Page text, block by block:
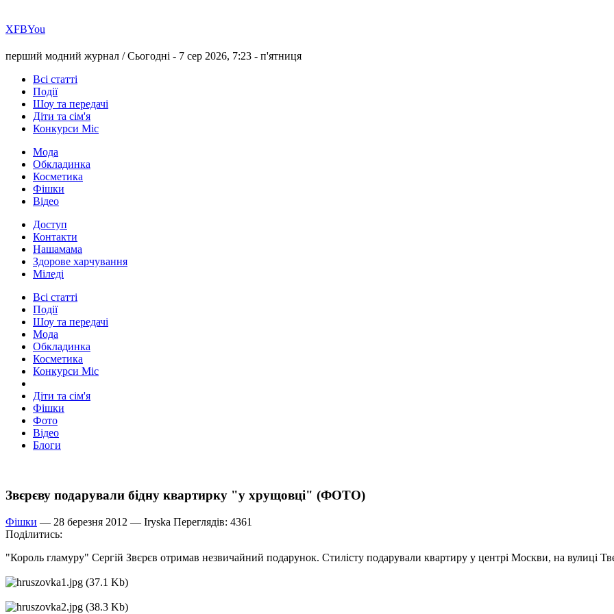
ХFBYou
перший модний журнал /Сьогодні - 7 сер 2026, 7:23 - п'ятниця
Всі статті
Події
Шоу та передачі
Діти та сім'я
Конкурси Міс
Мода
Обкладинка
Косметика
Фішки
Відео
Доступ
Контакти
Нашамама
Здорове харчування
Міледі
Всі статті
Події
Шоу та передачі
Мода
Обкладинка
Косметика
Конкурси Міс
Діти та сім'я
Фішки
Фото
Відео
Блоги
Звєрєву подарували бідну квартирку "у хрущовці" (ФОТО)
Фішки — 28 березня 2012 — Iryska Переглядів: 4361
Поділитись:
"Король гламуру" Сергій Звєрєв отримав незвичайний подарунок. Стилісту подарували квартиру у центрі Москви, на вулиці